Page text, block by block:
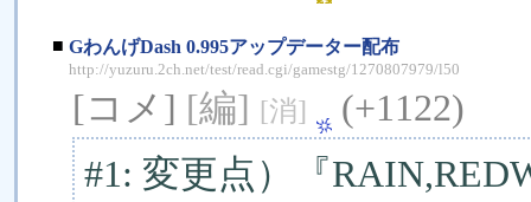
■ GわんげDash 0.995アップデーター配布
http://yuzuru.2ch.net/test/read.cgi/gamestg/1270807979/l50
[コメ] [編] [消]
(+1122)
#1: 変更点）『